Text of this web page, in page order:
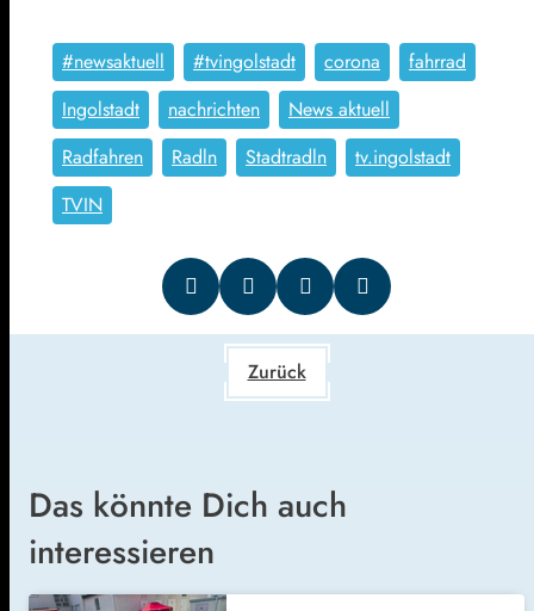
#newsaktuell #tvingolstadt corona
fahrrad
Ingolstadt
nachrichten
News aktuell
Radfahren
Radln Stadtradln
tv.ingolstadt
TVIN
Zurück
Das könnte Dich auch
interessieren